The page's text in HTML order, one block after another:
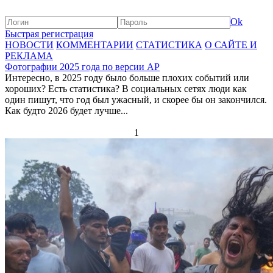
Ok
Быстрая регистрация
НОВОСТИ КОММЕНТАРИИ СТАТИСТИКА О САЙТЕ И
РЕКЛАМА
Фотографии 2025 года по версии AP
Интересно, в 2025 году было больше плохих событий или
хороших? Есть статистика? В социальных сетях люди как
один пишут, что год был ужасный, и скорее бы он закончился.
Как будто 2026 будет лучше...
1